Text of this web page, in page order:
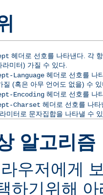
헤더로 선호를 나타낸다. 각
미터) 가질 수 있다.
Language헤더로 선호를 나
질 (혹은 아무 언어도 없을) 수
Encoding헤더로 선호를 나
Charset 헤더로 선호를 나
미터로 문자집합을 나타낼 수
알고리즘
우저에게
하기위해